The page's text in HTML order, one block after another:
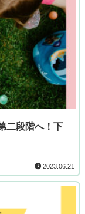
二段階へ！下
2023.06.21